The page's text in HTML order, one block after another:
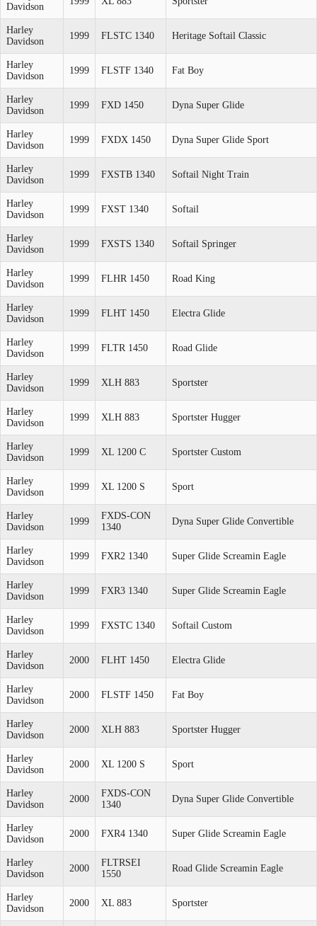
Davidson
Harley
Davidson
1999 FLSTC 1340 Heritage Softail Classic
Harley
Davidson
1999 FLSTF 1340 Fat Boy
Harley
Davidson
1999 FXD 1450 Dyna Super Glide
Harley
Davidson
1999 FXDX 1450 Dyna Super Glide Sport
Harley
Davidson
1999 FXSTB 1340 Softail Night Train
Harley
Davidson
1999 FXST 1340 Softail
Harley
Davidson
1999 FXSTS 1340 Softail Springer
Harley
Davidson
1999 FLHR 1450 Road King
Harley
Davidson
1999 FLHT 1450 Electra Glide
Harley
Davidson
1999 FLTR 1450 Road Glide
Harley
Davidson
1999 XLH 883 Sportster
Harley
Davidson
1999 XLH 883 Sportster Hugger
Harley
Davidson
1999 XL 1200 C Sportster Custom
Harley
Davidson
1999 XL 1200 S Sport
Harley
Davidson
1999
FXDS-CON
1340
Dyna Super Glide Convertible
Harley
Davidson
1999 FXR2 1340 Super Glide Screamin Eagle
Harley
Davidson
1999 FXR3 1340 Super Glide Screamin Eagle
Harley
Davidson
1999 FXSTC 1340 Softail Custom
Harley
Davidson
2000 FLHT 1450 Electra Glide
Harley
Davidson
2000 FLSTF 1450 Fat Boy
Harley
Davidson
2000 XLH 883 Sportster Hugger
Harley
Davidson
2000 XL 1200 S Sport
Harley
Davidson
2000
FXDS-CON
1340
Dyna Super Glide Convertible
Harley
Davidson
2000 FXR4 1340 Super Glide Screamin Eagle
Harley
Davidson
2000
FLTRSEI
1550
Road Glide Screamin Eagle
Harley
Davidson
2000 XL 883 Sportster